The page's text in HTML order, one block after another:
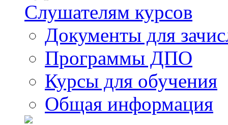
Слушателям курсов
Документы для
Программы ДПО
Курсы для обучения
Общая информация